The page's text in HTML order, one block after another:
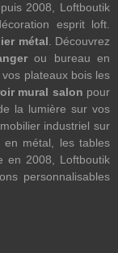
2008, Loftboutik
esprit loft.
métal . Découvrez
ou bureau en
plateaux bois les
mural salon pour
la lumière sur vos
industriel sur
en métal, les tables
en 2008, Loftboutik
personnalisables